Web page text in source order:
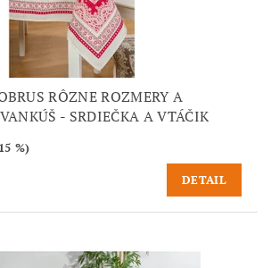
RÔZNE ROZMERY A
- SRDIEČKA A VTÁČIK
%)
DETAIL